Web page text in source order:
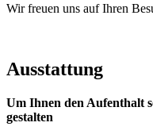
Wir freuen uns auf Ihren
Ausstattung
Um Ihnen den Aufenthalt
gestalten